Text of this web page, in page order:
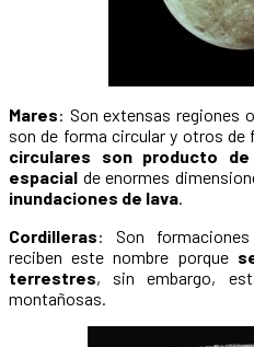
Mares: Son extensas regiones
son de forma circular y otros de
circulares son producto
espacial de enormes
inundaciones de lava.
Cordilleras: Son
reciben este nombre porque
terrestres, sin embargo,
montañosas.